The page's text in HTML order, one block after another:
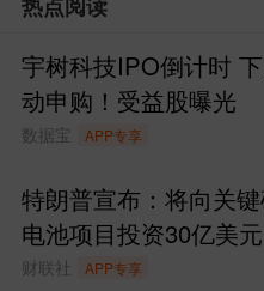
[备注】多个信号
果，信号的可信
高。
第三部分：短中期
今天如期出现大跌
宇树科技IPO倒计时
动申购！受益股曝光
数据宝 APP专享
特朗普宣布：将向关
电池项目投资30亿美元
财联社 APP专享